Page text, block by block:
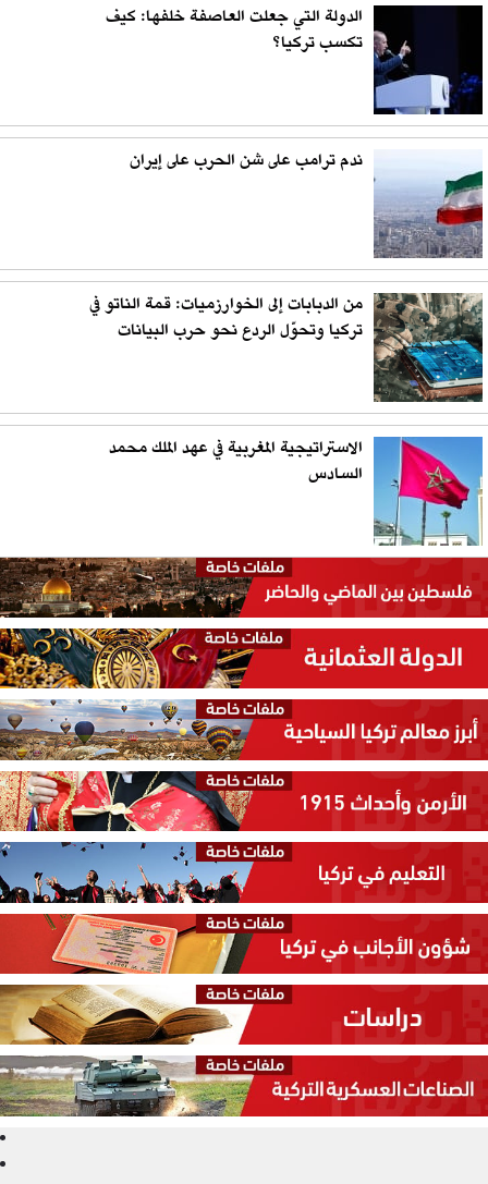
الدولة التي جعلت العاصفة خلفها: كيف
تكسب تركيا؟
ندم ترامب على شن الحرب على إيران
من الدبابات إلى الخوارزميات: قمة الناتو في
تركيا وتحوّل الردع نحو حرب البيانات
الاستراتيجية المغربية في عهد الملك محمد
السادس